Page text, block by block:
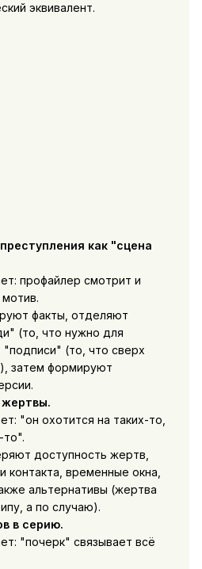
эквивалент.
как "сцена
профайлер смотрит и
факты, отделяют
(то, что нужно для
(то, что сверх
затем формируют
жертвы.
"он охотится на таких-то,
то".
доступность жертв,
контакта, временные окна,
альтернативы (жертва
а по случаю).
в серию.
"почерк" связывает всё